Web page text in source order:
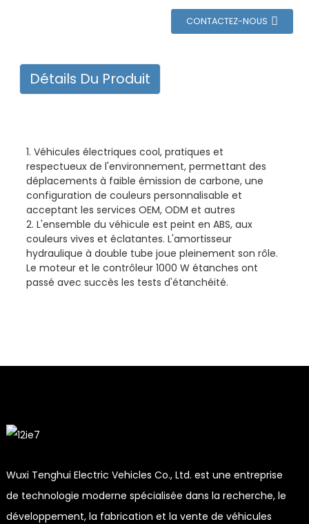
CONTACTEZ-NOUS
Détails Du Produit
1. Véhicules électriques cool, pratiques et
respectueux de l'environnement, permettant des
déplacements à faible émission de carbone, une
configuration de couleurs personnalisable et
acceptant les services OEM, ODM et autres
2. L'ensemble du véhicule est peint en ABS, aux
couleurs vives et éclatantes. L'amortisseur
hydraulique à double tube joue pleinement son rôle.
Le moteur et le contrôleur 1000 W étanches ont
passé avec succès les tests d'étanchéité.
Wuxi Tenghui Electric Vehicles Co., Ltd. est une entreprise
de technologie moderne spécialisée dans la recherche, le
développement, la fabrication et la vente de véhicules